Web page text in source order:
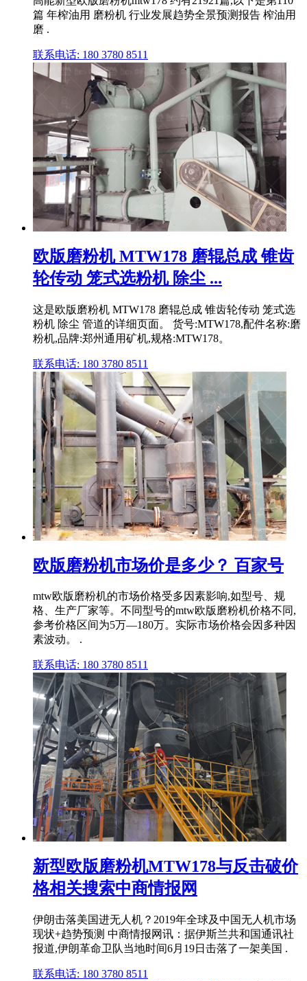
篇 年榨油用 磨粉机 行业发展趋势全景预测报告 榨油用
磨 .
联系电话: 180 3780 8511
欧版磨粉机 MTW178 磨辊总成 锥齿
轮传动 笼式选粉机 除尘 ...
这是欧版磨粉机 MTW178 磨辊总成 锥齿轮传动 笼式选
粉机 除尘 管道的详细页面。 货号:MTW178,配件名称:磨
粉机,品牌:郑州通用矿机,规格:MTW178。
联系电话: 180 3780 8511
欧版磨粉机市场价是多少？ 百家号
mtw欧版磨粉机的市场价格受多因素影响,如型号、规
格、生产厂家等。不同型号的mtw欧版磨粉机价格不同,
参考价格区间为5万—180万。实际市场价格会因多种因
素波动。 .
联系电话: 180 3780 8511
新型欧版磨粉机MTW178与反击破价
格相关搜索中商情报网
伊朗击落美国进无人机？2019年全球及中国无人机市场
现状+趋势预测 中商情报网讯：据伊斯兰共和国通讯社
报道,伊朗革命卫队当地时间6月19日击落了一架美国 .
联系电话: 180 3780 8511